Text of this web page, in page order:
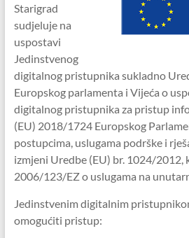
Starigrad
sudjeluje na
uspostavi
Jedinstvenog
digitalnog pristupnika sukladno
Europskog parlamenta i Vijeća o
digitalnog pristupnika za pristup
(EU) 2018/1724 Europskog
postupcima, uslugama podrške i
izmjeni Uredbe (EU) br. 1024/2012,
2006/123/EZ o uslugama na
Jedinstvenim digitalnim
omogućiti pristup: